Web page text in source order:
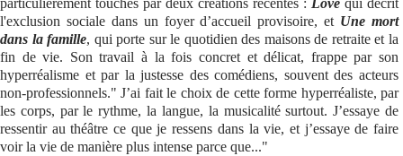
l'exclusion sociale dans un foyer d’accueil provisoire, et Une mort
dans la famille, qui porte sur le quotidien des maisons de retraite et la
fin de vie. Son travail à la fois concret et délicat, frappe par son
hyperréalisme et par la justesse des comédiens, souvent des acteurs
non-professionnels." J’ai fait le choix de cette forme hyperréaliste, par
les corps, par le rythme, la langue, la musicalité surtout. J’essaye de
ressentir au théâtre ce que je ressens dans la vie, et j’essaye de faire
voir la vie de manière plus intense parce que..."